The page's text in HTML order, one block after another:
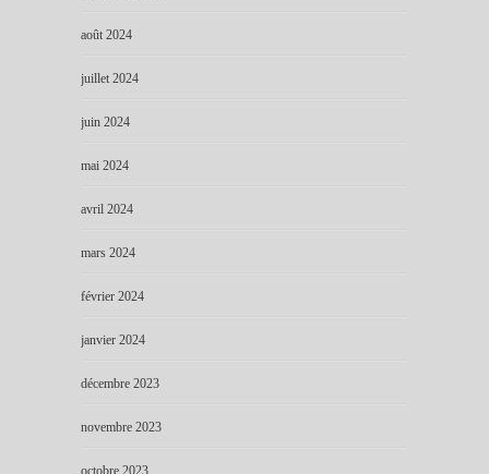
août 2024
juillet 2024
juin 2024
mai 2024
avril 2024
mars 2024
février 2024
janvier 2024
décembre 2023
novembre 2023
octobre 2023